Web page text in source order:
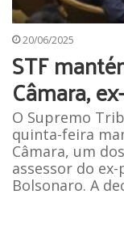
20/06/2025
STF
Câmara,
O Supremo
quinta-feira
Câmara, um
assessor do
Bolsonaro. A